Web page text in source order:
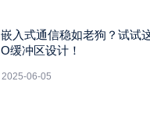
嵌入式通信稳如老狗？试试
O缓冲区设计！
2025-06-05